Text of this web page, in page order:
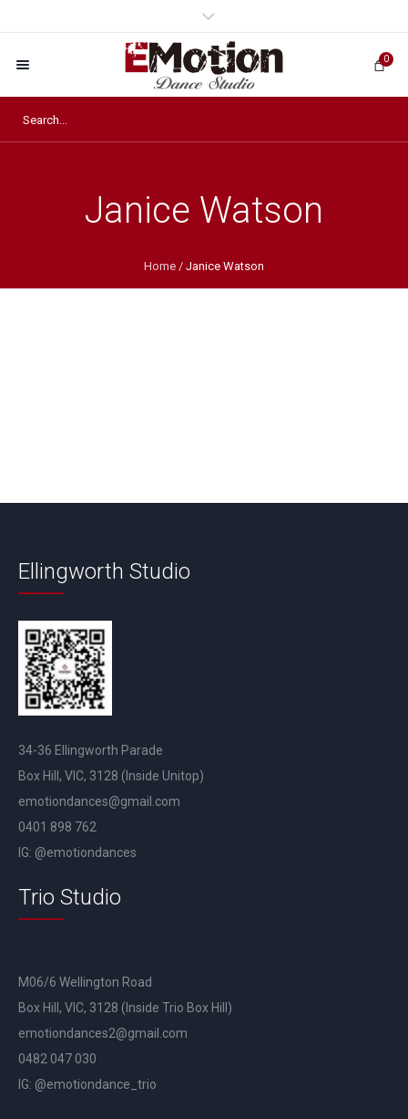
0
Janice Watson
Home / Janice Watson
Ellingworth Studio
34-36 Ellingworth Parade
Box Hill, VIC, 3128 (Inside Unitop)
emotiondances@gmail.com
0401 898 762
IG: @emotiondances
Trio Studio
M06/6 Wellington Road
Box Hill, VIC, 3128 (Inside Trio Box Hill)
emotiondances2@gmail.com
0482 047 030
IG: @emotiondance_trio